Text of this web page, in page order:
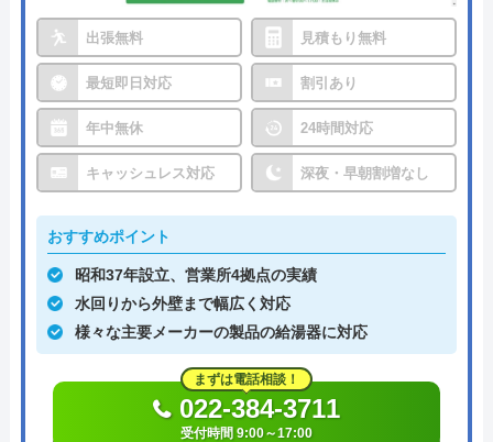
出張無料 見積もり無料
最短即日対応 割引あり
年中無休 24時間対応
キャッシュレス対応 深夜・早朝割増なし
おすすめポイント
昭和37年設立、営業所4拠点の実績
水回りから外壁まで幅広く対応
様々な主要メーカーの製品の給湯器に対応
まずは電話相談！
022-384-3711
受付時間 9:00～17:00